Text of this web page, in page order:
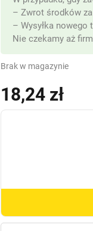
18,24 zł
Brak w magazynie
– Zwrot środków
– Wysyłka nowego
Nie czekamy aż